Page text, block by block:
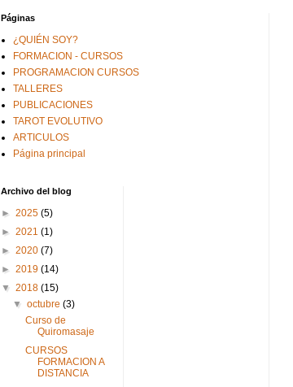
Páginas
¿QUIÉN SOY?
FORMACION - CURSOS
PROGRAMACION CURSOS
TALLERES
PUBLICACIONES
TAROT EVOLUTIVO
ARTICULOS
Página principal
Archivo del blog
► 2025 (5)
► 2021 (1)
► 2020 (7)
► 2019 (14)
▼ 2018 (15)
▼octubre(3)
Curso de
Quiromasaje
CURSOS
FORMACION A
DISTANCIA